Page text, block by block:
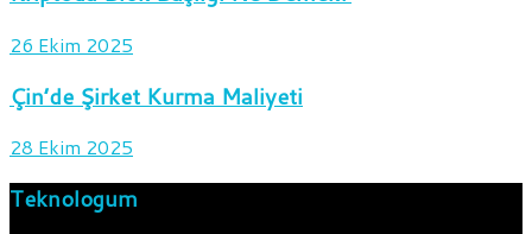
26 Ekim 2025
Çin’de Şirket Kurma Maliyeti
28 Ekim 2025
Teknologum